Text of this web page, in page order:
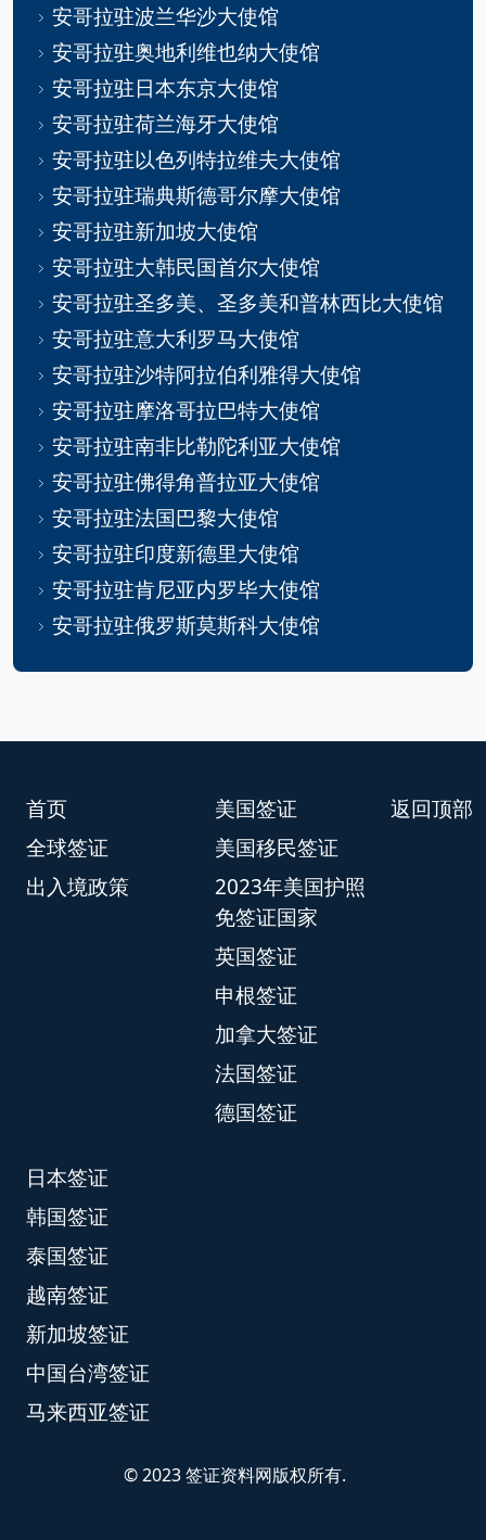
安哥拉驻波兰华沙大使馆
安哥拉驻奥地利维也纳大使馆
安哥拉驻日本东京大使馆
安哥拉驻荷兰海牙大使馆
安哥拉驻以色列特拉维夫大使馆
安哥拉驻瑞典斯德哥尔摩大使馆
安哥拉驻新加坡大使馆
安哥拉驻大韩民国首尔大使馆
安哥拉驻圣多美、圣多美和普林西比大使馆
安哥拉驻意大利罗马大使馆
安哥拉驻沙特阿拉伯利雅得大使馆
安哥拉驻摩洛哥拉巴特大使馆
安哥拉驻南非比勒陀利亚大使馆
安哥拉驻佛得角普拉亚大使馆
安哥拉驻法国巴黎大使馆
安哥拉驻印度新德里大使馆
安哥拉驻肯尼亚内罗毕大使馆
安哥拉驻俄罗斯莫斯科大使馆
返回顶部
首页
全球签证
出入境政策
美国签证
美国移民签证
2023年美国护照
免签证国家
英国签证
申根签证
加拿大签证
法国签证
德国签证
日本签证
韩国签证
泰国签证
越南签证
新加坡签证
中国台湾签证
马来西亚签证
© 2023 签证资料网版权所有.